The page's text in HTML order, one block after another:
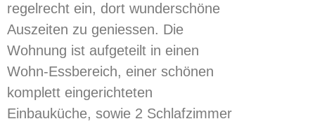
regelrecht ein, dort wunderschöne
Auszeiten zu geniessen. Die
Wohnung ist aufgeteilt in einen
Wohn-Essbereich, einer schönen
komplett eingerichteten
Einbauküche, sowie 2 Schlafzimmer